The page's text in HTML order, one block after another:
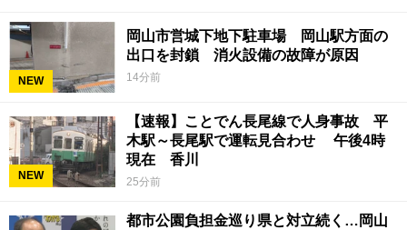
NEW
岡山市営城下地下駐車場 岡山駅方面の
出口を封鎖 消火設備の故障が原因
14分前
NEW
【速報】ことでん長尾線で人身事故 平
木駅～長尾駅で運転見合わせ 午後4時
現在 香川
25分前
都市公園負担金巡り県と対立続く…岡山